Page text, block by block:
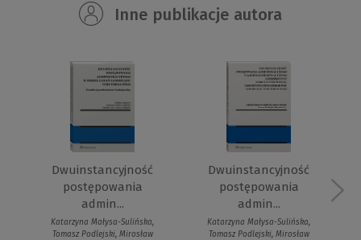
Inne publikacje autora
Dwuinstancyjność
postępowania
admin...
Katarzyna Małysa-Sulińska,
Tomasz Podlejski, Mirosław
Dwuinstancyjność
postępowania
admin...
Katarzyna Małysa-Sulińska,
Tomasz Podlejski, Mirosław